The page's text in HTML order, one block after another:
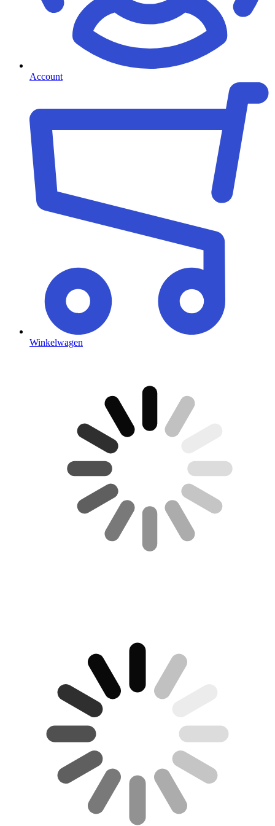
Account
Winkelwagen